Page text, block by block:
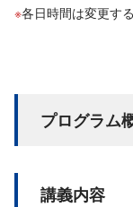
各日時間は変更す
プログラム
講義内容